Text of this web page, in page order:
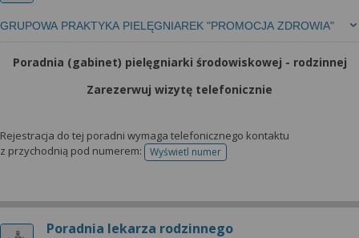
GRUPOWA PRAKTYKA PIELĘGNIAREK "PROMOCJA ZDROWIA"
Poradnia (gabinet) pielęgniarki środowiskowej - rodzinnej
Zarezerwuj wizytę telefonicznie
Rejestracja do tej poradni wymaga telefonicznego kontaktu
z przychodnią pod numerem:
Wyświetl numertelefonu do rejestracji
Poradnia lekarza rodzinnego